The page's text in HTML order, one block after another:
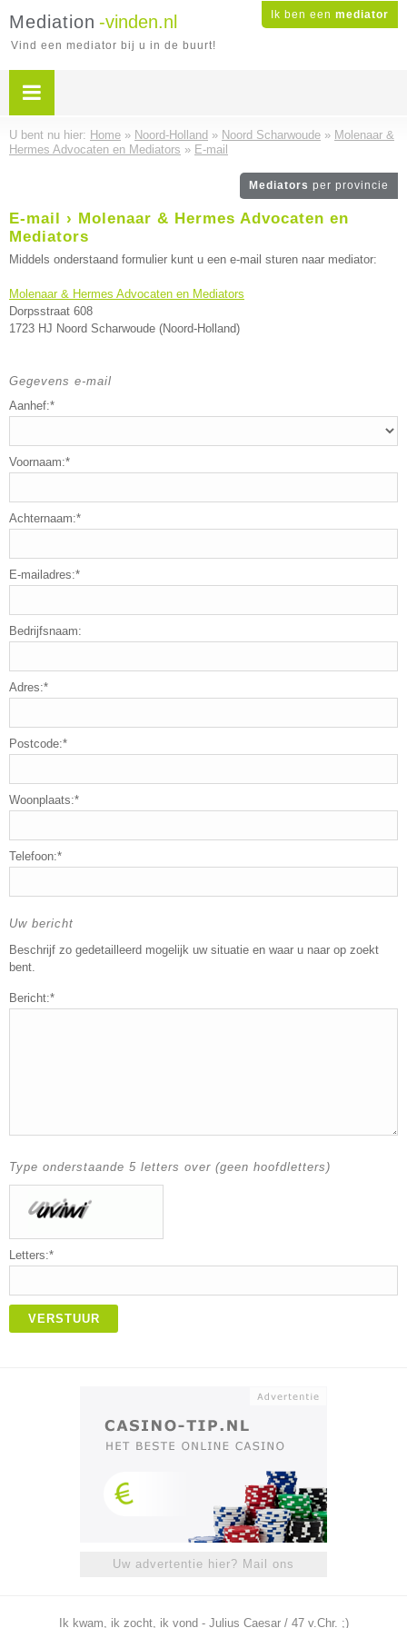
Ik ben een mediator
Mediation -vinden.nl
Vind een mediator bij u in de buurt!
U bent nu hier: Home » Noord-Holland » Noord Scharwoude » Molenaar &
Hermes Advocaten en Mediators » E-mail
Mediators per provincie
E-mail › Molenaar & Hermes Advocaten en
Mediators
Middels onderstaand formulier kunt u een e-mail sturen naar mediator:
Molenaar & Hermes Advocaten en Mediators
Dorpsstraat 608
1723 HJ Noord Scharwoude (Noord-Holland)
Gegevens e-mail
Aanhef:*
Voornaam:*
Achternaam:*
E-mailadres:*
Bedrijfsnaam:
Adres:*
Postcode:*
Woonplaats:*
Telefoon:*
Uw bericht
Beschrijf zo gedetailleerd mogelijk uw situatie en waar u naar op zoekt
bent.
Bericht:*
Type onderstaande 5 letters over (geen hoofdletters)
Letters:*
VERSTUUR
Uw advertentie hier? Mail ons
Ik kwam, ik zocht, ik vond - Julius Caesar / 47 v.Chr. ;)